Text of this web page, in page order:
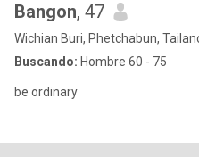
Bangon, 47
Wichian Buri, Phetchabun,
Buscando: Hombre 60 - 75
be ordinary